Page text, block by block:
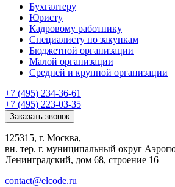
Бухгалтеру
Юристу
Кадровому работнику
Специалисту по закупкам
Бюджетной организации
Малой организации
Средней и крупной организации
+7 (495) 234-36-61
+7 (495) 223-03-35
Заказать звонок
125315, г. Москва,
вн. тер. г. муниципальный округ
Ленинградский, дом 68, строение 16
contact@elcode.ru